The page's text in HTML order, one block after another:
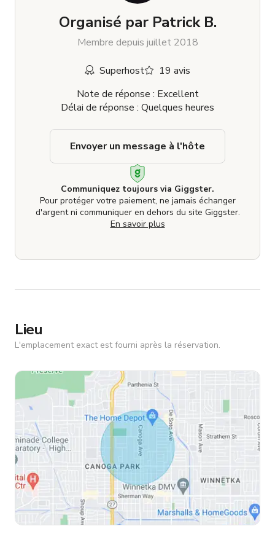
Organisé par Patrick B.
Membre depuis juillet 2018
Superhost
19 avis
Note de réponse : Excellent
Délai de réponse : Quelques heures
Communiquez toujours via Giggster.
Pour protéger votre paiement, ne jamais échanger
d'argent ni communiquer en dehors du site Giggster.
En savoir plus
Envoyer un message à l'hôte
Lieu
L'emplacement exact est fourni après la réservation.